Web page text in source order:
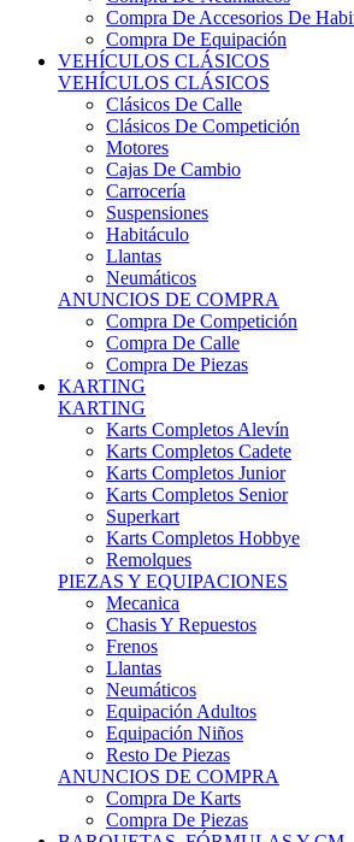
Compra De Equipación
VEHÍCULOS CLÁSICOS
VEHÍCULOS CLÁSICOS
Clásicos De Calle
Clásicos De Competición
Motores
Cajas De Cambio
Carrocería
Suspensiones
Habitáculo
Llantas
Neumáticos
ANUNCIOS DE COMPRA
Compra De Competición
Compra De Calle
Compra De Piezas
KARTING
KARTING
Karts Completos Alevín
Karts Completos Cadete
Karts Completos Junior
Karts Completos Senior
Superkart
Karts Completos Hobbye
Remolques
PIEZAS Y EQUIPACIONES
Mecanica
Chasis Y Repuestos
Frenos
Llantas
Neumáticos
Equipación Adultos
Equipación Niños
Resto De Piezas
ANUNCIOS DE COMPRA
Compra De Karts
Compra De Piezas
BARQUETAS, FÓRMULAS Y CM
BARQUETAS, FÓRMULAS Y CM